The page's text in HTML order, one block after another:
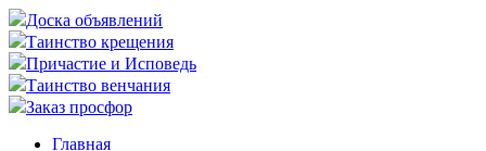
Доска объявлений
Таинство крещения
Причастие и Исповедь
Таинство венчания
Заказ просфор
Главная